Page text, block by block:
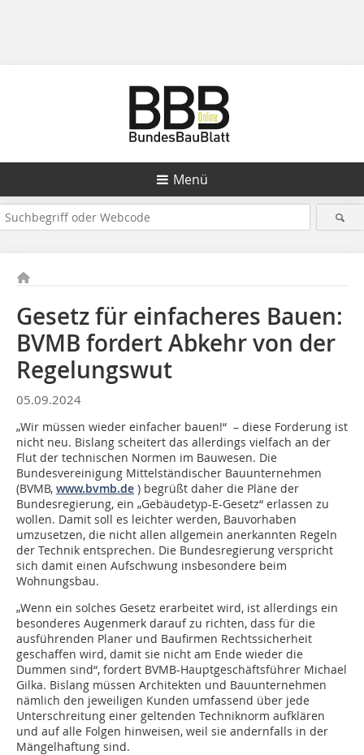
Menü
Gesetz für einfacheres Bauen:
BVMB fordert Abkehr von der
Regelungswut
05.09.2024
„Wir müssen wieder einfacher bauen!“ – diese Forderung ist
nicht neu. Bislang scheitert das allerdings vielfach an der
Flut der technischen Normen im Bauwesen. Die
Bundesvereinigung Mittelständischer Bauunternehmen
(BVMB, www.bvmb.de ) begrüßt daher die Pläne der
Bundesregierung, ein „Gebäudetyp-E-Gesetz“ erlassen zu
wollen. Damit soll es leichter werden, Bauvorhaben
umzusetzen, die nicht allen allgemein anerkannten Regeln
der Technik entsprechen. Die Bundesregierung verspricht
sich damit einen Aufschwung insbesondere beim
Wohnungsbau.
„Wenn ein solches Gesetz erarbeitet wird, ist allerdings ein
besonderes Augenmerk darauf zu richten, dass für die
ausführenden Planer und Baufirmen Rechtssicherheit
geschaffen wird, damit sie nicht am Ende wieder die
Dummen sind“, fordert BVMB-Hauptgeschäftsführer Michael
Gilka. Bislang müssen Architekten und Bauunternehmen
nämlich den jeweiligen Kunden umfassend über jede
Unterschreitung einer geltenden Techniknorm aufklären
und auf alle Folgen hinweisen, weil sie andernfalls in der
Mängelhaftung sind.